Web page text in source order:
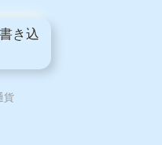
き込
貨